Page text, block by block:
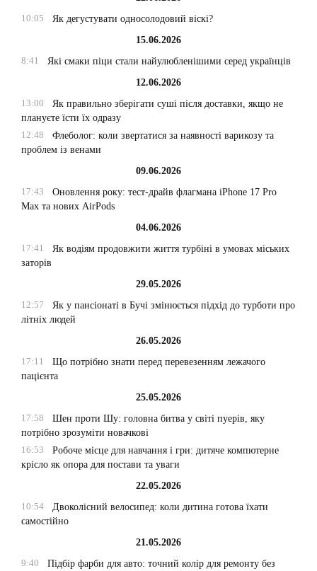
10:05
Як дегустувати односолодовий віскі?
15.06.2026
8:41
Які смаки піци стали найулюбленішими серед українців
12.06.2026
13:00
Як правильно зберігати суші після доставки, якщо не
плануєте їсти їх одразу
12:48
Флеболог: коли звертатися за наявності варикозу та
проблем із венами
09.06.2026
17:43
Оновлення року: тест-драйв флагмана iPhone 17 Pro
Max та нових AirPods
04.06.2026
17:41
Як водіям продовжити життя турбіні в умовах міських
заторів
29.05.2026
12:57
Як у пансіонаті в Бучі змінюється підхід до турботи про
літніх людей
26.05.2026
17:11
Що потрібно знати перед перевезенням лежачого
пацієнта
25.05.2026
17:58
Шен проти Шу: головна битва у світі пуерів, яку
потрібно зрозуміти новачкові
16:53
Робоче місце для навчання і гри: дитяче компютерне
крісло як опора для постави та уваги
22.05.2026
10:54
Двоколісний велосипед: коли дитина готова їхати
самостійно
21.05.2026
9:40
Підбір фарби для авто: точний колір для ремонту без